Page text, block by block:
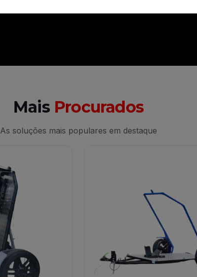
Mais Procurados
As soluções mais populares em destaque